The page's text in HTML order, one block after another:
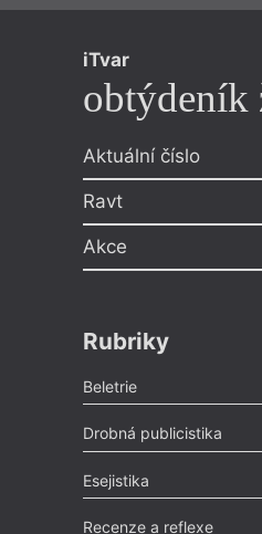
iTvar
obtýdeník
Aktuální číslo
Ravt
Akce
Rubriky
Beletrie
Poezie,Próza,Dokumenty
Drobná publicistika
Odlesk,Zasláno
Výročí,Nekrolog,Glosa,
Literární soutěž ,Komentář
Esejistika
Esej,Pádlo ,Úvaha,Texty
Recenze a reflexe